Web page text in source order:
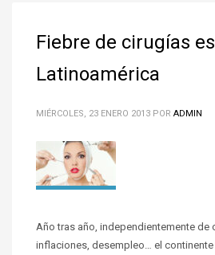
Fiebre de cirugías
Latinoamérica
MIÉRCOLES, 23 ENERO 2013 POR ADMIN
Año tras año, independientemente de
inflaciones, desempleo… el